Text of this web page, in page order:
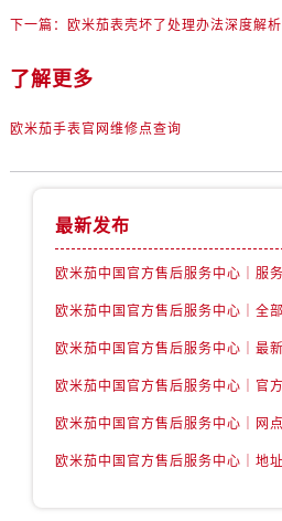
下一篇： 欧米茄表壳坏了处理办法深度解析
了解更多
欧米茄手表官网维修点查询
最新发布